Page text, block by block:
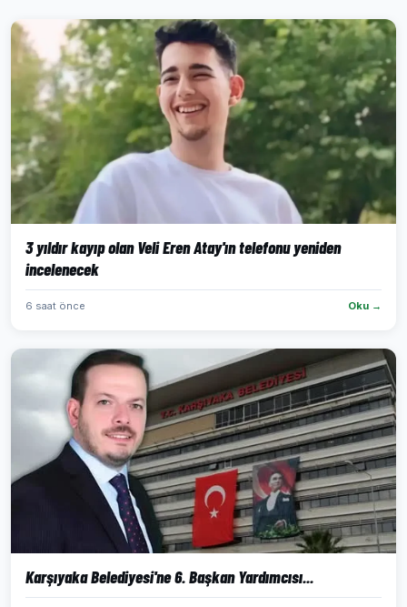
3 yıldır kayıp olan Veli Eren Atay'ın telefonu yeniden
incelenecek
6 saat önce Oku →
Karşıyaka Belediyesi'ne 6. Başkan Yardımcısı...